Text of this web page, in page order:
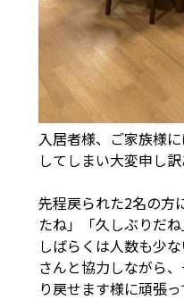
入居者様、ご家族様
してしまい大変申し訳
先程戻られた2名の方
たね」「久しぶりだ
しばらくは人数も少
さんと協力しながら
り戻せます様に頑張っ